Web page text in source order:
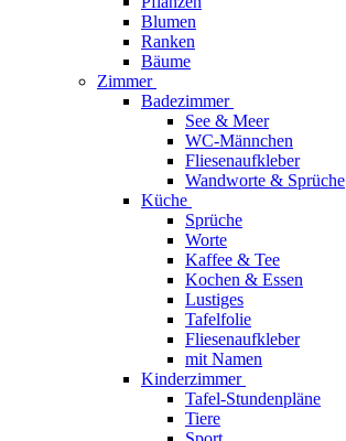
Blumen
Ranken
Bäume
Zimmer
Badezimmer
See & Meer
WC-Männchen
Fliesenaufkleber
Wandworte & Sprüche
Küche
Sprüche
Worte
Kaffee & Tee
Kochen & Essen
Lustiges
Tafelfolie
Fliesenaufkleber
mit Namen
Kinderzimmer
Tafel-Stundenpläne
Tiere